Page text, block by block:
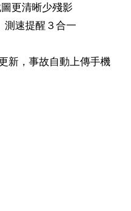
更清晰少殘影
測速提醒３合一
新，事故自動上傳手機